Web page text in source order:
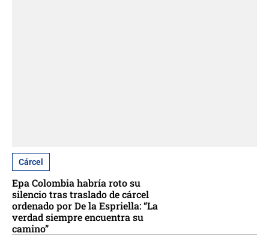
Cárcel
Epa Colombia habría roto su
silencio tras traslado de cárcel
ordenado por De la Espriella: “La
verdad siempre encuentra su
camino”